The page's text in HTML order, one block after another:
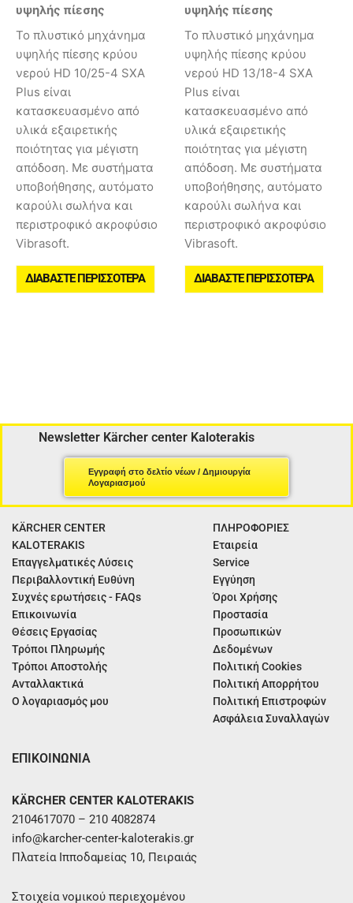
υψηλής πίεσης
Το πλυστικό μηχάνημα
υψηλής πίεσης κρύου
νερού HD 10/25-4 SXA
Plus είναι
κατασκευασμένο από
υλικά εξαιρετικής
ποιότητας για μέγιστη
απόδοση. Με συστήματα
υποβοήθησης, αυτόματο
καρούλι σωλήνα και
περιστροφικό ακροφύσιο
Vibrasoft.
ΔΙΑΒΆΣΤΕ ΠΕΡΙΣΣΌΤΕΡΑ
υψηλής πίεσης
Το πλυστικό μηχάνημα
υψηλής πίεσης κρύου
νερού HD 13/18-4 SXA
Plus είναι
κατασκευασμένο από
υλικά εξαιρετικής
ποιότητας για μέγιστη
απόδοση. Με συστήματα
υποβοήθησης, αυτόματο
καρούλι σωλήνα και
περιστροφικό ακροφύσιο
Vibrasoft.
ΔΙΑΒΆΣΤΕ ΠΕΡΙΣΣΌΤΕΡΑ
Newsletter Kärcher center Kaloterakis
Εγγραφή στο δελτίο νέων / Δημιουργία
Λογαριασμού
KÄRCHER CENTER
KALOTERAKIS
Επαγγελματικές Λύσεις
Περιβαλλοντική Ευθύνη
Συχνές ερωτήσεις - FAQs
Επικοινωνία
Θέσεις Εργασίας
Τρόποι Πληρωμής
Τρόποι Αποστολής
Ανταλλακτικά
Ο λογαριασμός μου
ΠΛΗΡΟΦΟΡΙΕΣ
Εταιρεία
Service
Εγγύηση
Όροι Χρήσης
Προστασία
Προσωπικών
Δεδομένων
Πολιτική Cookies
Πολιτική Απορρήτου
Πολιτική Επιστροφών
Ασφάλεια Συναλλαγών
ΕΠΙΚΟΙΝΩΝΙΑ
KÄRCHER CENTER KALOTERAKIS
2104617070 – 210 4082874
info@karcher-center-kaloterakis.gr
Πλατεία Ιπποδαμείας 10, Πειραιάς
Στοιχεία νομικού περιεχομένου